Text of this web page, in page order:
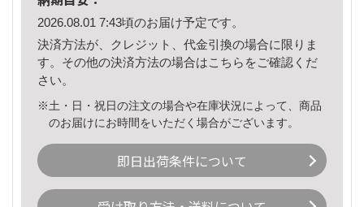
2026.08.01 7:43頃のお届け予定です。
決済方法が、クレジット、代金引換の場合に限りま
す。その他の決済方法の場合はこちら をご確認くだ
さい。
※土・日・祝日の注文の場合や在庫状況によって、商品
のお届けにお時間をいただく場合がございます。
即日出荷条件について